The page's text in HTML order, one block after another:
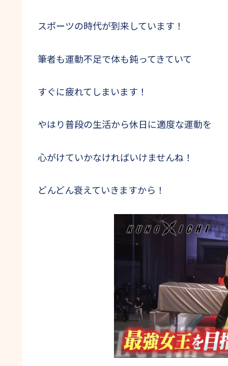
スポーツの時代が到来しています！
筆者も運動不足で体も鈍ってきていて
すぐに疲れてしまいます！
やはり普段の生活から休日に適度な運動を
心がけていかなければいけませんね！
どんどん衰えていきますから！